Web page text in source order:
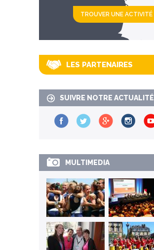
et
km alentour
LES PARTENAIRES
SUIVRE NOTRE ACTUALITÉ
MULTIMEDIA